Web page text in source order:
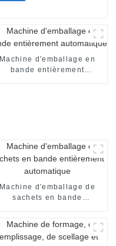
Machine d'emballage en
bande entièrement
Machine d'emballage de
sachets en bande